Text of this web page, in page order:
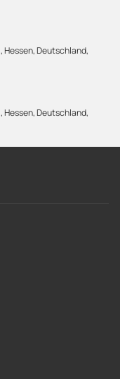
Hessen, Deutschland,
Hessen, Deutschland,